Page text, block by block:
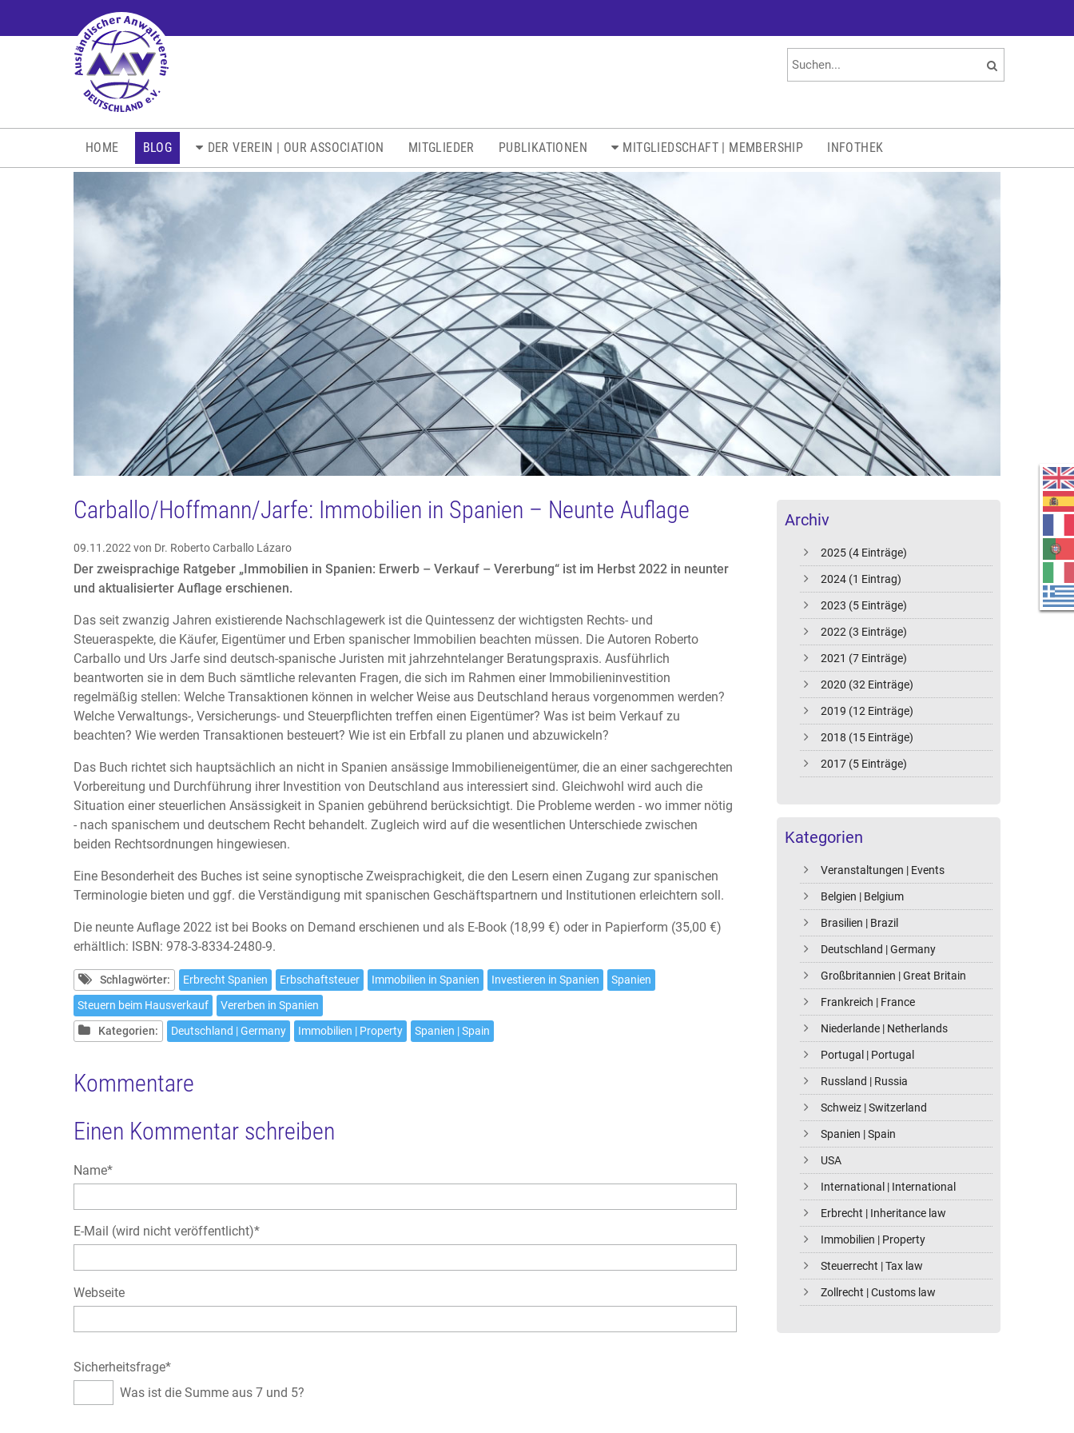
HOME BLOG DER VEREIN | OUR ASSOCIATION MITGLIEDER PUBLIKATIONEN MITGLIEDSCHAFT | MEMBERSHIP INFOTHEK
Archiv
2025 (4 Einträge)
2024 (1 Eintrag)
2023 (5 Einträge)
2022 (3 Einträge)
2021 (7 Einträge)
2020 (32 Einträge)
2019 (12 Einträge)
2018 (15 Einträge)
2017 (5 Einträge)
Kategorien
Veranstaltungen | Events
Belgien | Belgium
Brasilien | Brazil
Deutschland | Germany
Großbritannien | Great Britain
Frankreich | France
Niederlande | Netherlands
Portugal | Portugal
Russland | Russia
Schweiz | Switzerland
Spanien | Spain
USA
International | International
Erbrecht | Inheritance law
Immobilien | Property
Steuerrecht | Tax law
Zollrecht | Customs law
Carballo/Hoffmann/Jarfe: Immobilien in Spanien – Neunte Auflage
09.11.2022 von Dr. Roberto Carballo Lázaro
Der zweisprachige Ratgeber „Immobilien in Spanien: Erwerb – Verkauf – Vererbung“ ist im Herbst 2022 in neunter
und aktualisierter Auflage erschienen.
Das seit zwanzig Jahren existierende Nachschlagewerk ist die Quintessenz der wichtigsten Rechts- und
Steueraspekte, die Käufer, Eigentümer und Erben spanischer Immobilien beachten müssen. Die Autoren Roberto
Carballo und Urs Jarfe sind deutsch-spanische Juristen mit jahrzehntelanger Beratungspraxis. Ausführlich
beantworten sie in dem Buch sämtliche relevanten Fragen, die sich im Rahmen einer Immobilieninvestition
regelmäßig stellen: Welche Transaktionen können in welcher Weise aus Deutschland heraus vorgenommen werden?
Welche Verwaltungs-, Versicherungs- und Steuerpflichten treffen einen Eigentümer? Was ist beim Verkauf zu
beachten? Wie werden Transaktionen besteuert? Wie ist ein Erbfall zu planen und abzuwickeln?
Das Buch richtet sich hauptsächlich an nicht in Spanien ansässige Immobilieneigentümer, die an einer sachgerechten
Vorbereitung und Durchführung ihrer Investition von Deutschland aus interessiert sind. Gleichwohl wird auch die
Situation einer steuerlichen Ansässigkeit in Spanien gebührend berücksichtigt. Die Probleme werden - wo immer nötig
- nach spanischem und deutschem Recht behandelt. Zugleich wird auf die wesentlichen Unterschiede zwischen
beiden Rechtsordnungen hingewiesen.
Eine Besonderheit des Buches ist seine synoptische Zweisprachigkeit, die den Lesern einen Zugang zur spanischen
Terminologie bieten und ggf. die Verständigung mit spanischen Geschäftspartnern und Institutionen erleichtern soll.
Die neunte Auflage 2022 ist bei Books on Demand erschienen und als E-Book (18,99 €) oder in Papierform (35,00 €)
erhältlich: ISBN: 978-3-8334-2480-9.
Schlagwörter: Erbrecht Spanien Erbschaftsteuer Immobilien in Spanien Investieren in Spanien
Spanien
Steuern beim Hausverkauf
Vererben in Spanien
Kategorien:
Deutschland | Germany Immobilien | Property Spanien | Spain
Kommentare
Einen Kommentar schreiben
Pflichtfeld
Name*
Pflichtfeld
E-Mail (wird nicht veröffentlicht)*
Webseite
Pflichtfeld
Sicherheitsfrage*
Was ist die Summe aus 7 und 5?